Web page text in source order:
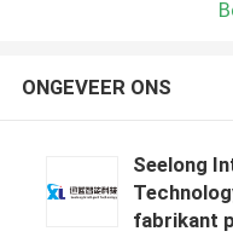
ONGEVEER ONS
Seelong
fabrikant